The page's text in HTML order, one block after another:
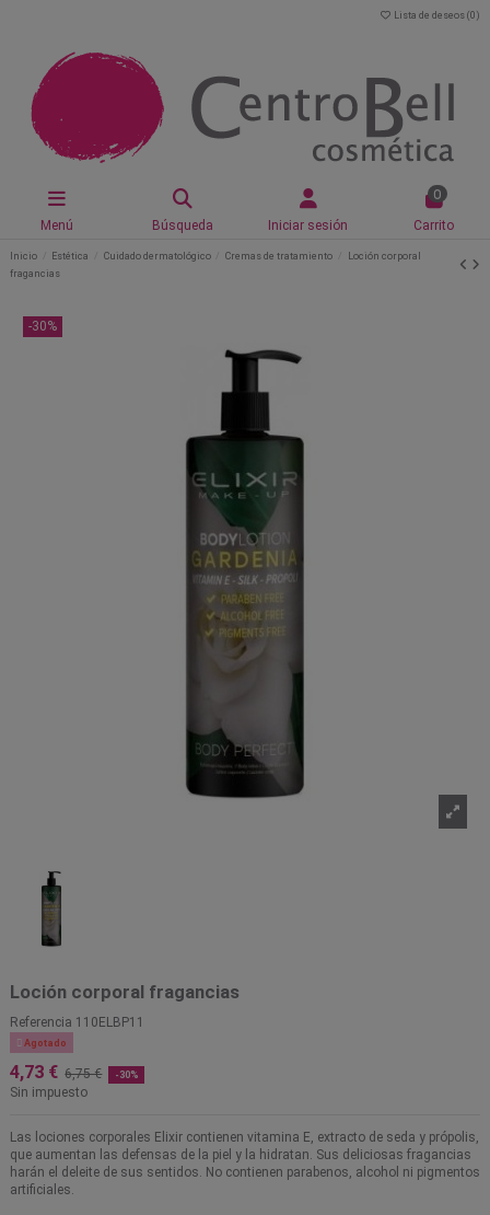
Lista de deseos (0 )
Menú Búsqueda Iniciar sesión
0
Carrito
Inicio Estética Cuidado dermatológico Cremas de tratamiento
Loción corporal
fragancias
-30%
Loción corporal fragancias
Referencia 110ELBP11
 Agotado
4,73 € 6,75 € -30%
Sin impuesto
Las lociones corporales Elixir contienen vitamina E, extracto de seda y própolis,
que aumentan las defensas de la piel y la hidratan. Sus deliciosas fragancias
harán el deleite de sus sentidos. No contienen parabenos, alcohol ni pigmentos
artificiales.